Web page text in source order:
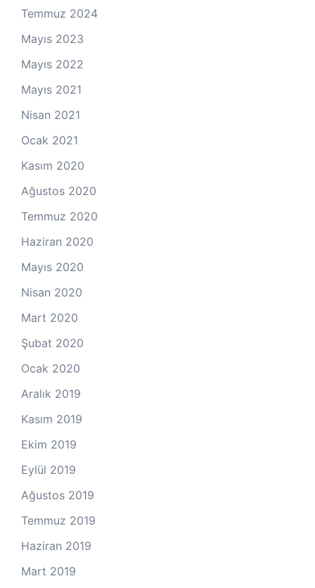
Temmuz 2024
Mayıs 2023
Mayıs 2022
Mayıs 2021
Nisan 2021
Ocak 2021
Kasım 2020
Ağustos 2020
Temmuz 2020
Haziran 2020
Mayıs 2020
Nisan 2020
Mart 2020
Şubat 2020
Ocak 2020
Aralık 2019
Kasım 2019
Ekim 2019
Eylül 2019
Ağustos 2019
Temmuz 2019
Haziran 2019
Mart 2019